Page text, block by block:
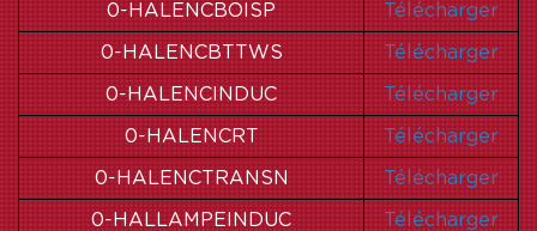
0-HALENCBOISP Télécharger
0-HALENCBTTWS Télécharger
0-HALENCINDUC Télécharger
0-HALENCRT Télécharger
0-HALENCTRANSN Télécharger
0-HALLAMPEINDUC Télécharger